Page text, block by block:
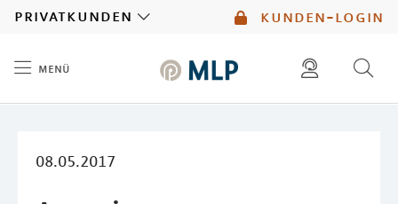
kunden-login
privatkunden
menü
08.05.2017